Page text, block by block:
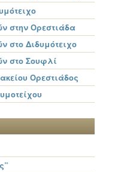
στην Ορεστιάδα
στο Διδυμότειχο
στο Σουφλί
Ορεστιάδος